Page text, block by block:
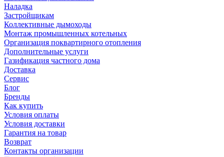
Наладка
Застройщикам
Коллективные дымоходы
Монтаж промышленных котельных
Организация поквартирного отопления
Дополнительные услуги
Газификация частного дома
Доставка
Сервис
Блог
Бренды
Как купить
Условия оплаты
Условия доставки
Гарантия на товар
Возврат
Контакты организации